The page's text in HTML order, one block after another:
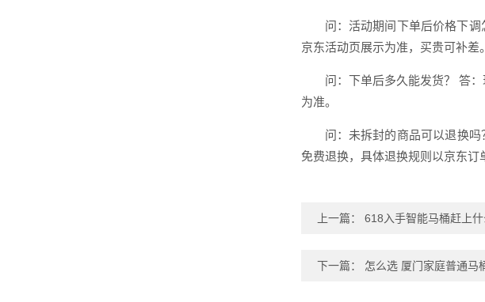
问：活动期间下单后价格下
京东活动页展示为准，买贵可补差。
问：下单后多久能发货？ 答
为准。
问：未拆封的商品可以退换
免费退换，具体退换规则以京东订
上一篇： 618入手智能马桶赶上
下一篇： 怎么选 厦门家庭普通马